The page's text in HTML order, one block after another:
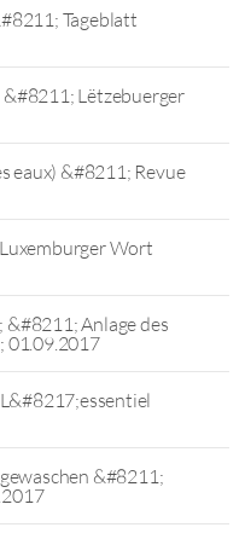
Tageblatt
&#8211; Lëtzebuerger
eaux) &#8211; Revue
Wort
Anlage des
01.09.2017
&#8211;